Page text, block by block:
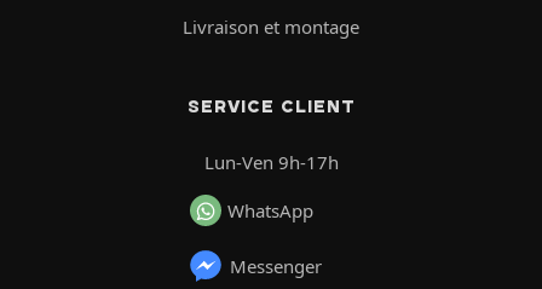
Livraison et montage
SERVICE CLIENT
Lun-Ven 9h-17h
WhatsApp
Messenger